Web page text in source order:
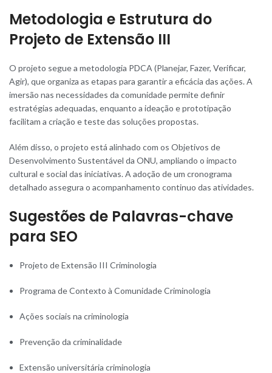
Metodologia e Estrutura do
Projeto de Extensão III
O projeto segue a metodologia PDCA (Planejar, Fazer, Verificar,
Agir), que organiza as etapas para garantir a eficácia das ações.A
imersão nas necessidades da comunidade permite definir
estratégias adequadas, enquanto a ideação e prototipação
facilitam a criação e teste das soluções propostas.
Além disso, o projeto está alinhado com os Objetivos de
Desenvolvimento Sustentável da ONU, ampliando o impacto
cultural e social das iniciativas. A adoção de um cronograma
detalhado assegura o acompanhamento continuo das atividades.
Sugestões de Palavras-chave
para SEO
Projeto de Extensão III Criminologia
Programa de Contexto à Comunidade Criminologia
Ações sociais na criminologia
Prevenção da criminalidade
Extensão universitária criminologia